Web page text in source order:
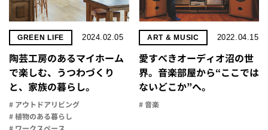
GREEN LIFE 2024.02.05
陶芸工房のあるマイホーム
で楽しむ、うつわづくり
と、家族の暮らし。
# アウトドアリビング
# 植物のある暮らし
ART & MUSIC 2022.04.15
愛すべきオーディオ沼の世
界。音楽部屋から“ここでは
ないどこか”へ。
# 音楽